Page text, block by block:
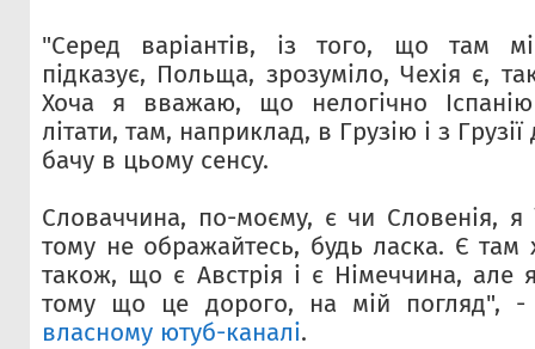
"Серед варіантів, із того, що там
підказує, Польща, зрозуміло, Чехія є,
Хоча я вважаю, що нелогічно
літати, там, наприклад, в Грузію і з
бачу в цьому сенсу.
Словаччина, по-моєму, є чи Словенія, я
тому не ображайтесь, будь ласка. Є там
також, що є Австрія і є Німеччина,
тому що це дорого, на мій погляд",
власному ютуб-каналі.